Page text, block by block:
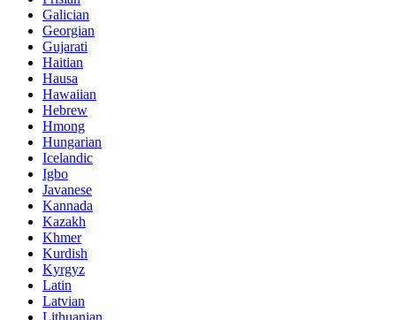
Galician
Georgian
Gujarati
Haitian
Hausa
Hawaiian
Hebrew
Hmong
Hungarian
Icelandic
Igbo
Javanese
Kannada
Kazakh
Khmer
Kurdish
Kyrgyz
Latin
Latvian
Lithuanian